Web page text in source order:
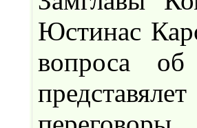
Юстинас
вопроса